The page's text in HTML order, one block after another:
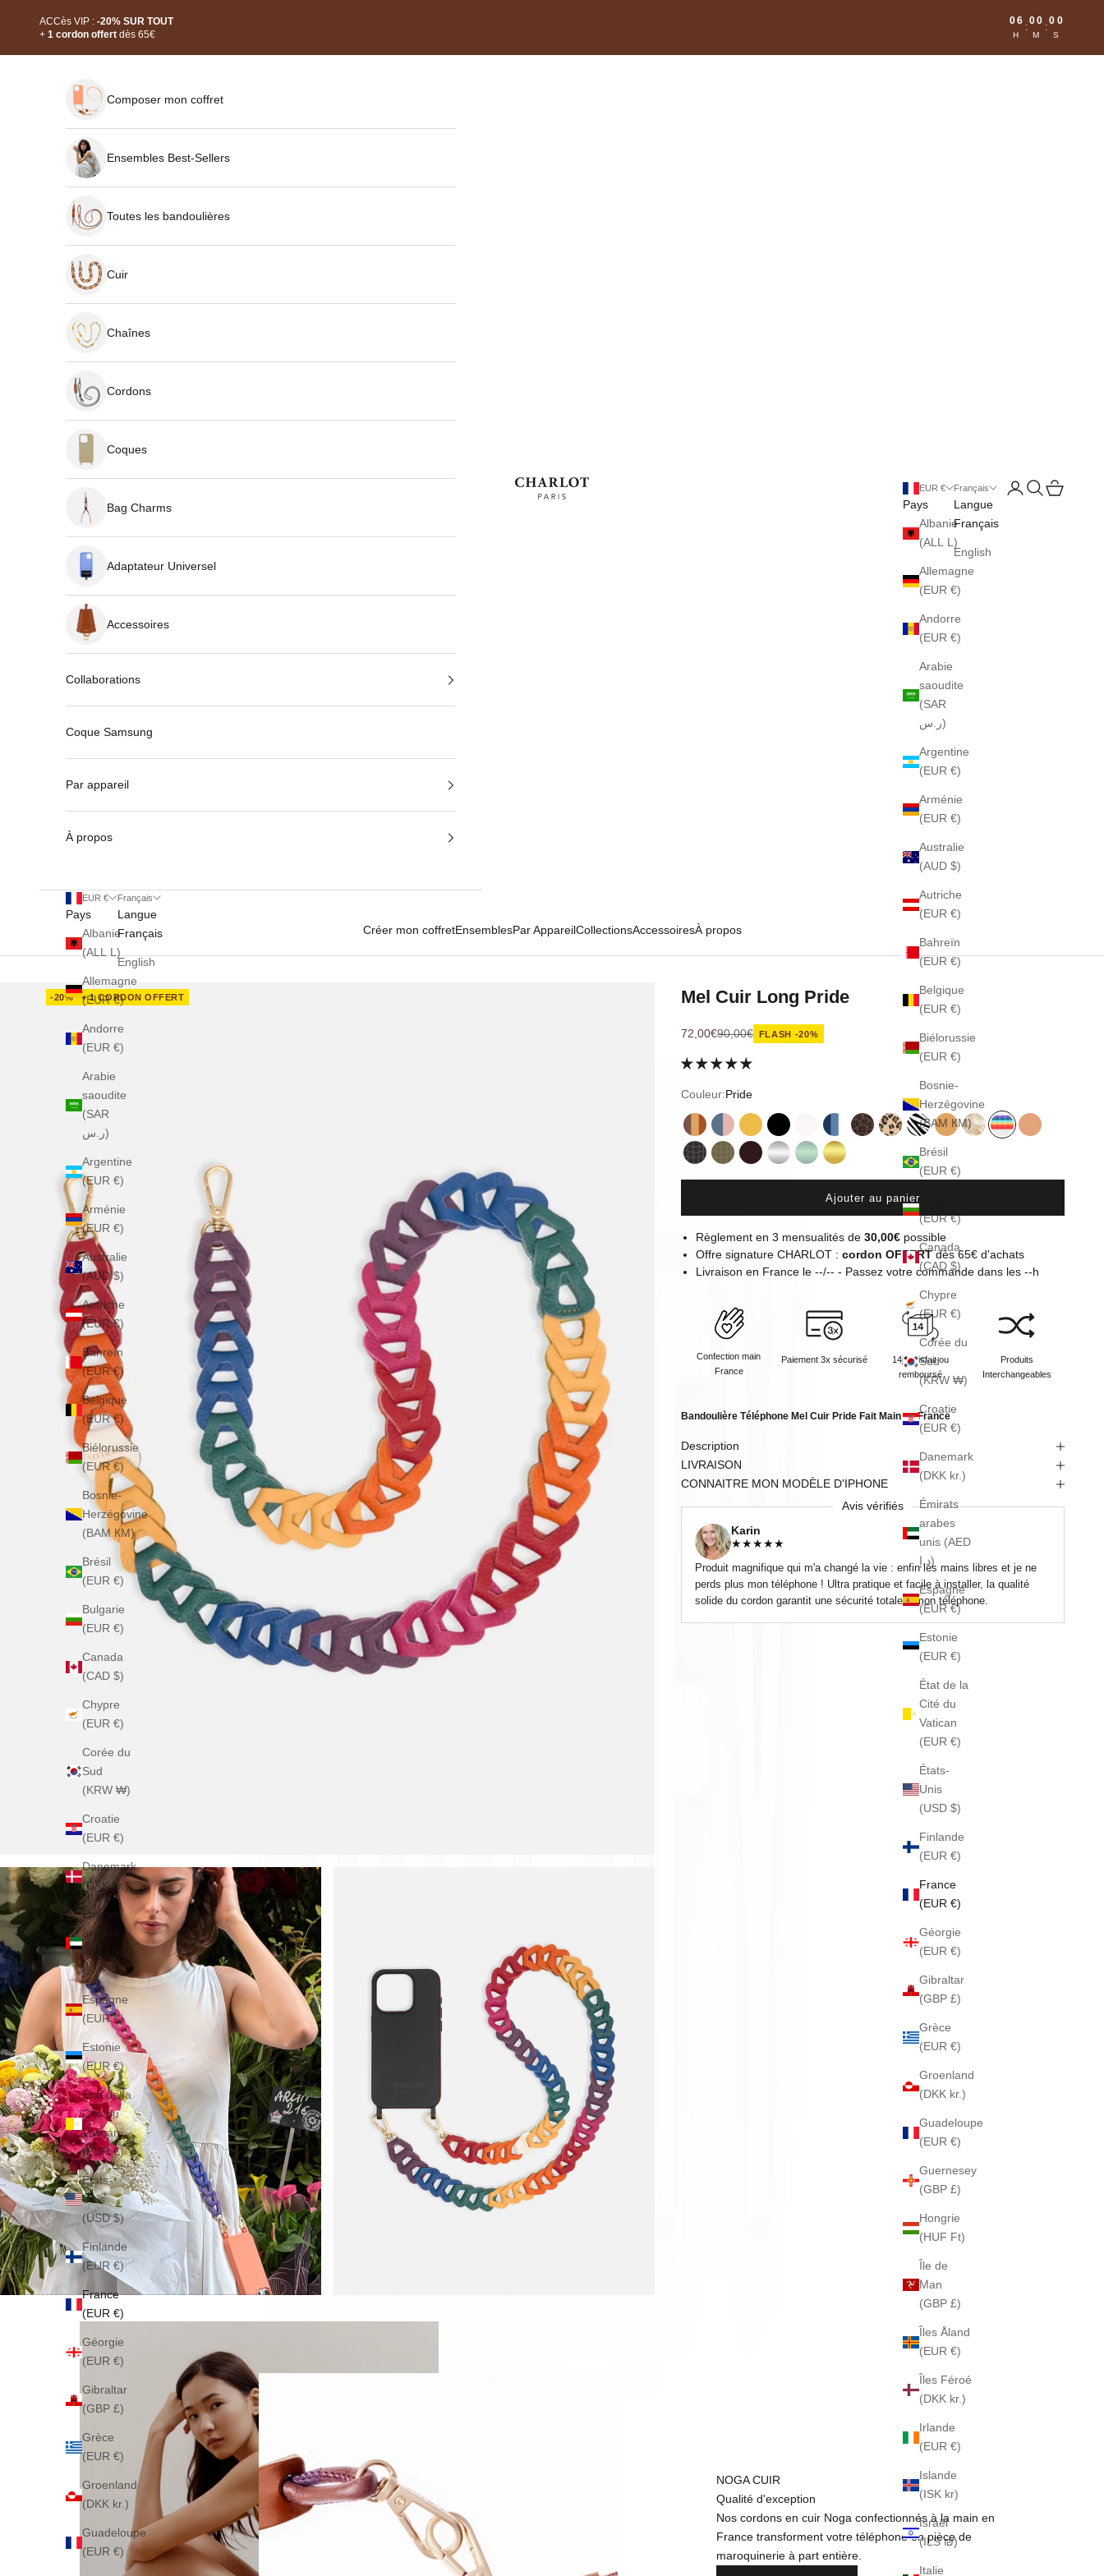
ACCès VIP : -20% SUR TOUT
+ 1 cordon offert dès 65€
06
H
:
00
M
:
00
S
CHARLOT · Paris
Créer mon coffretEnsemblesPar AppareilCollectionsAccessoiresÀ propos
EUR €
Pays
Albanie
(ALL L)
Allemagne
(EUR €)
Andorre
(EUR €)
Arabie
saoudite
(SAR
ر.س)
Argentine
(EUR €)
Arménie
(EUR €)
Australie
(AUD $)
Autriche
(EUR €)
Bahreïn
(EUR €)
Belgique
(EUR €)
Biélorussie
(EUR €)
Bosnie-
Herzégovine
(BAM КМ)
Brésil
(EUR €)
(EUR €)
Canada
(CAD $)
Chypre
(EUR €)
Corée du
Sud
(KRW ₩)
Croatie
(EUR €)
Danemark
(DKK kr.)
Émirats
arabes
unis (AED
د.إ)
Espagne
(EUR €)
Estonie
(EUR €)
État de la
Cité du
Vatican
(EUR €)
États-
Unis
(USD $)
Finlande
(EUR €)
France
(EUR €)
Géorgie
(EUR €)
Gibraltar
(GBP £)
Grèce
(EUR €)
Groenland
(DKK kr.)
Guadeloupe
(EUR €)
Guernesey
(GBP £)
Hongrie
(HUF Ft)
Île de
Man
(GBP £)
Îles Åland
(EUR €)
Îles Féroé
(DKK kr.)
Irlande
(EUR €)
Islande
(ISK kr)
Israël
(ILS ₪)
Italie
Français
Langue
Français
English
Ouvrir le compte
Ouvrir la
Voir le
Composer mon coffret
Ensembles Best-Sellers
Toutes les bandoulières
Cuir
Chaînes
Cordons
Coques
Bag Charms
Adaptateur Universel
Accessoires
Collaborations
Coque Samsung
Par appareil
À propos
EUR €
Pays
Albanie
(ALL L)
Allemagne
(EUR €)
Andorre
(EUR €)
Arabie
saoudite
(SAR
ر.س)
Argentine
(EUR €)
Arménie
(EUR €)
Australie
(AUD $)
Autriche
(EUR €)
Bahreïn
(EUR €)
Belgique
(EUR €)
Biélorussie
(EUR €)
Bosnie-
Herzégovine
(BAM КМ)
Brésil
(EUR €)
Bulgarie
(EUR €)
Canada
(CAD $)
Chypre
(EUR €)
Corée du
Sud
(KRW ₩)
Croatie
(EUR €)
Danemark
(DKK kr.)
Émirats
arabes
unis (AED
د.إ)
Espagne
(EUR €)
Estonie
(EUR €)
État de la
Cité du
Vatican
(EUR €)
États-
Unis
(USD $)
Finlande
(EUR €)
France
(EUR €)
Géorgie
(EUR €)
Gibraltar
(GBP £)
Grèce
(EUR €)
Groenland
(DKK kr.)
Guadeloupe
(EUR €)
Français
Langue
Français
English
-20% + 1 CORDON OFFERT Mel Cuir Long Pride
Prix de vente
72,00€Prix normal
90,00€ FLASH -20%
Couleur:Pride
Cannelle
BerryBeurreNoir Écru MykonosLéopard Foncé
LéopardZèbreCamelCappuccino
PrideBurning Sand
Reptile - Noir
Reptile - Sauge
Aubergine
ChromeVert Or
Ajouter au panier
Règlement en 3 mensualités de 30,00€possible
Offre signature CHARLOT : cordon OFFERTdès 65€ d'achats
Livraison en Francele --/-- - Passez votre commande dans les --h
Confection main
France
Paiement 3x sécurisé
14j satisfait ou
remboursé
Produits
Interchangeables
Bandoulière Téléphone Mel Cuir Pride Fait Main en France
Description
LIVRAISON
CONNAITRE MON MODÈLE D'IPHONE
Avis vérifiés
Karin
★★★★★
Produit magnifique qui m'a changé la vie : enfin les mains libres et je ne
perds plus mon téléphone ! Ultra pratique et facile à installer, la qualité
solide du cordon garantit une sécurité totale à mon téléphone.
NOGA CUIR
Qualité d'exception
Nos cordons en cuir Noga confectionnés à la main en
France transforment votre téléphone en pièce de
maroquinerie à part entière.